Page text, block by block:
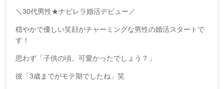
＼30代男性★ナビレラ婚活デビュー／
穏やかで優しい笑顔がチャーミングな男性の婚活スタートで
す！
思わず「子供の頃、可愛かったでしょう？」
彼「3歳までがモテ期でしたね」笑